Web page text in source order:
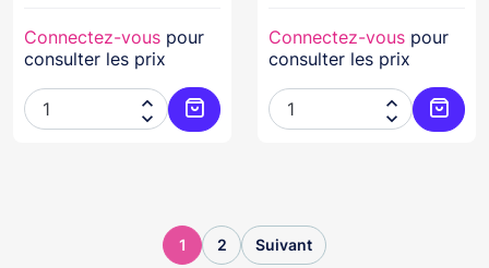
Connectez-vous pour
consulter les prix


Ajouter au panier
Connectez-vous pour
consulter les prix


1 2 Suivant